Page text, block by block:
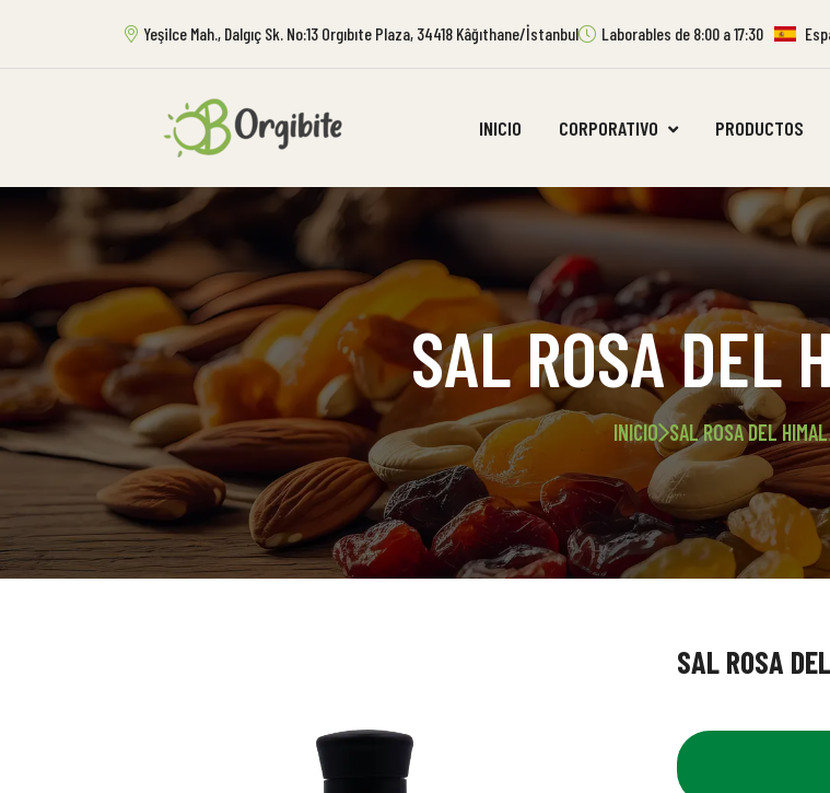
Yeşilce Mah., Dalgıç Sk. No:13 Orgıbıte Plaza, 34418 Kâğıthane/İstanbul Laborables de 8:00 a 17:30
INICIO CORPORATIVO PRODUCTOS
SAL ROSA DEL
INICIO SAL ROSA DEL
SAL ROSA